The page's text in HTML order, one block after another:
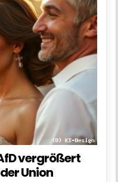
vergrößert
Union